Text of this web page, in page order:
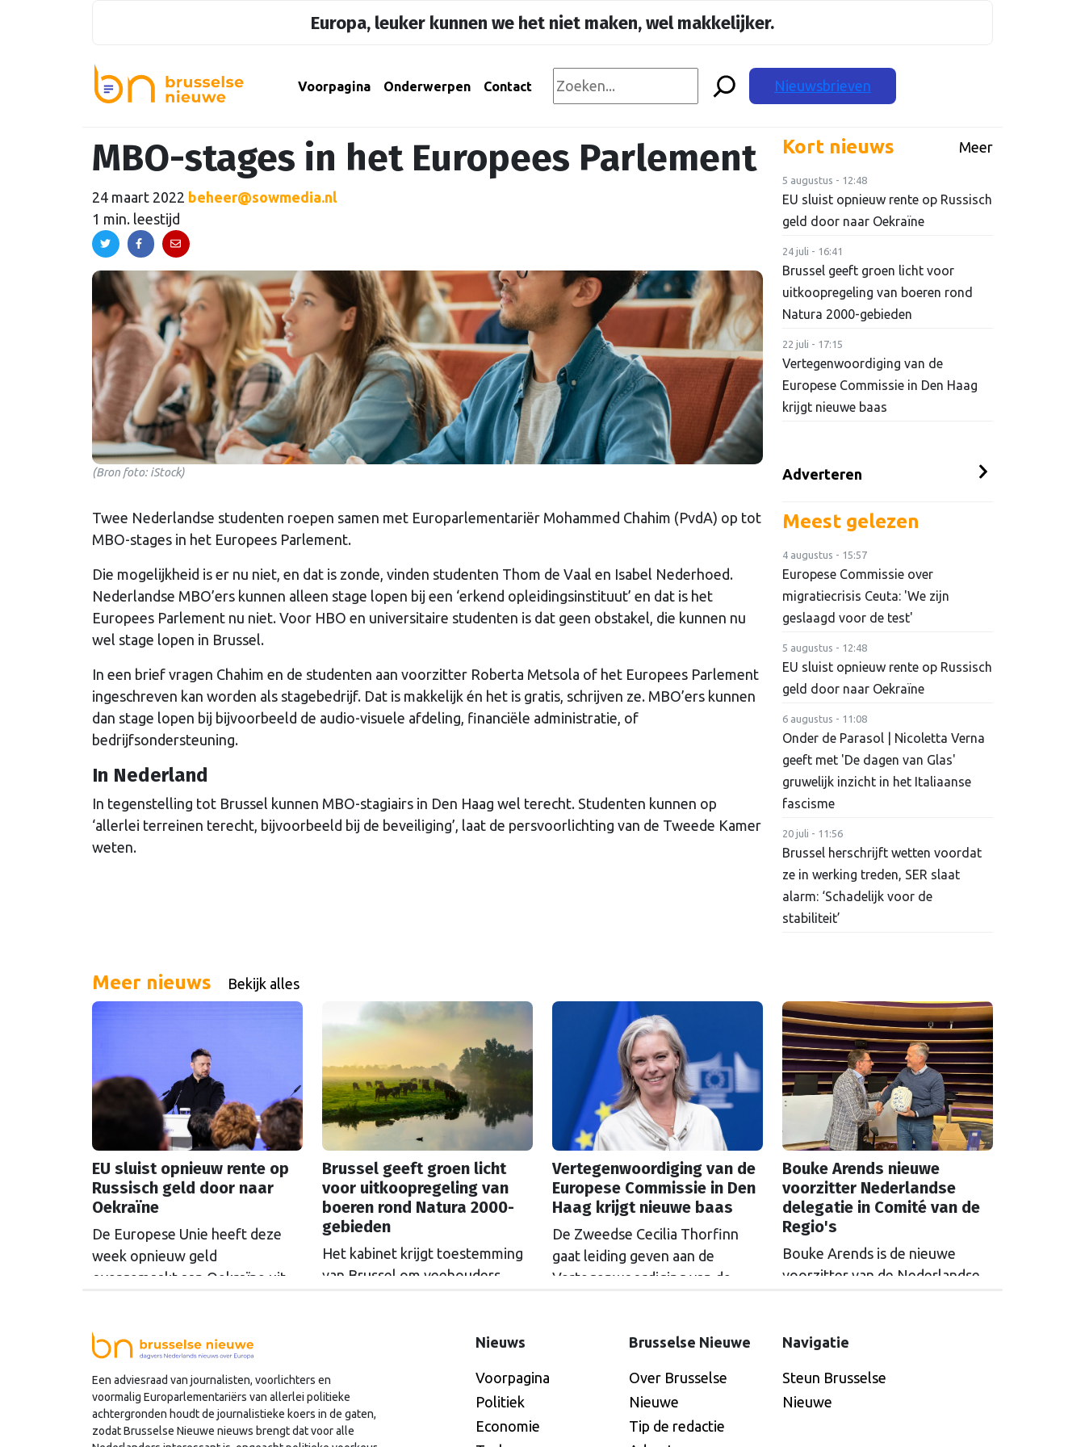
Europa, leuker kunnen we het niet maken, wel makkelijker.
Voorpagina Onderwerpen Contact Nieuwsbrieven
MBO-stages in het Europees Parlement
24 maart 2022 beheer@sowmedia.nl
1 min. leestijd
(Bron foto: iStock)
Twee Nederlandse studenten roepen samen met Europarlementariër Mohammed Chahim (PvdA) op tot
MBO-stages in het Europees Parlement.
Die mogelijkheid is er nu niet, en dat is zonde, vinden studenten Thom de Vaal en Isabel Nederhoed.
Nederlandse MBO’ers kunnen alleen stage lopen bij een ‘erkend opleidingsinstituut’ en dat is het
Europees Parlement nu niet. Voor HBO en universitaire studenten is dat geen obstakel, die kunnen nu
wel stage lopen in Brussel.
In een brief vragen Chahim en de studenten aan voorzitter Roberta Metsola of het Europees Parlement
ingeschreven kan worden als stagebedrijf. Dat is makkelijk én het is gratis, schrijven ze. MBO’ers kunnen
dan stage lopen bij bijvoorbeeld de audio-visuele afdeling, financiële administratie, of
bedrijfsondersteuning.
In Nederland
In tegenstelling tot Brussel kunnen MBO-stagiairs in Den Haag wel terecht. Studenten kunnen op
‘allerlei terreinen terecht, bijvoorbeeld bij de beveiliging’, laat de persvoorlichting van de Tweede Kamer
weten.
Kort nieuws Meer
5 augustus - 12:48
EU sluist opnieuw rente op Russisch
geld door naar Oekraïne
24 juli - 16:41
Brussel geeft groen licht voor
uitkoopregeling van boeren rond
Natura 2000-gebieden
22 juli - 17:15
Vertegenwoordiging van de
Europese Commissie in Den Haag
krijgt nieuwe baas
Adverteren
Meest gelezen
4 augustus - 15:57
Europese Commissie over
migratiecrisis Ceuta: 'We zijn
geslaagd voor de test'
5 augustus - 12:48
EU sluist opnieuw rente op Russisch
geld door naar Oekraïne
6 augustus - 11:08
Onder de Parasol | Nicoletta Verna
geeft met 'De dagen van Glas'
gruwelijk inzicht in het Italiaanse
fascisme
20 juli - 11:56
Brussel herschrijft wetten voordat
ze in werking treden, SER slaat
alarm: ‘Schadelijk voor de
stabiliteit’
Meer nieuws Bekijk alles
EU sluist opnieuw rente op
Russisch geld door naar
Oekraïne
De Europese Unie heeft deze
week opnieuw geld
overgemaakt aan Oekraïne uit
om 1,4 miljard euro. Dat is de
Russische Centrale Bank ooit bij
de Belgische bank Euroclear
parkeerde. De EU bevroor dat
Brussel geeft groen licht
voor uitkoopregeling van
boeren rond Natura 2000-
gebieden
Het kabinet krijgt toestemming
van Brussel om veehouders
Commissie gaat akkoord met
miljoen euro.
Vertegenwoordiging van de
Europese Commissie in Den
Haag krijgt nieuwe baas
De Zweedse Cecilia Thorfinn
gaat leiding geven aan de
Vertegenwoordiging van de
Bouke Arends nieuwe
voorzitter Nederlandse
delegatie in Comité van de
Regio's
Bouke Arends is de nieuwe
voorzitter van de Nederlandse
huidige burgemeester van
Commissaris van de
Koning Arthur van Dijk (Noord-
Een adviesraad van journalisten, voorlichters en
voormalig Europarlementariërs van allerlei politieke
achtergronden houdt de journalistieke koers in de gaten,
zodat Brusselse Nieuwe nieuws brengt dat voor alle
Nieuws
Voorpagina
Politiek
Economie
Brusselse Nieuwe
Over Brusselse
Nieuwe
Tip de redactie
Navigatie
Steun Brusselse
Nieuwe